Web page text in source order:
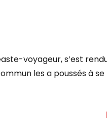
voyageur, s’est
les a poussés à